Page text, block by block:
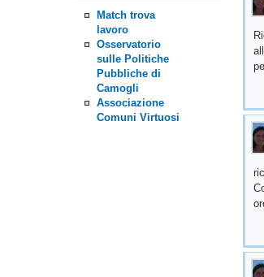
Match trova
lavoro
Osservatorio
sulle Politiche
Pubbliche di
Camogli
Associazione
Comuni Virtuosi